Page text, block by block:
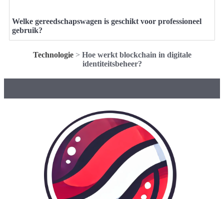
Welke gereedschapswagen is geschikt voor professioneel
gebruik?
Technologie> Hoe werkt blockchain in digitale
identiteitsbeheer?